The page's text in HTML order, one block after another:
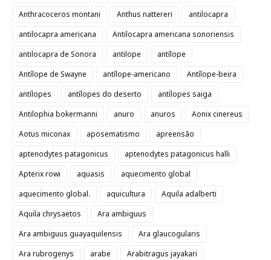
Anthracoceros montani
Anthus nattereri
antilocapra
antilocapra americana
Antilocapra americana sonoriensis
antilocapra de Sonora
antilope
antílope
Antílope de Swayne
antílope-americano
Antílope-beira
antílopes
antílopes do deserto
antílopes saiga
Antilophia bokermanni
anuro anuros
Aonix cinereus
Aotus miconax
aposematismo
apreensão
aptenodytes patagonicus
aptenodytes patagonicus halli
Apterix rowi
aquasis
aquecimento global
aquecimento global.
aquicultura
Aquila adalberti
Aquila chrysaetos
Ara ambiguus
Ara ambiguus guayaquilensis
Ara glaucogularis
Ara rubrogenys
arabe
Arabitragus jayakari